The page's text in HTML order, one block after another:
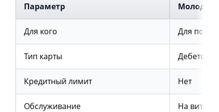
Параметр
Для кого Для
Тип карты Дебетовая
Кредитный лимит Нет
Обслуживание На